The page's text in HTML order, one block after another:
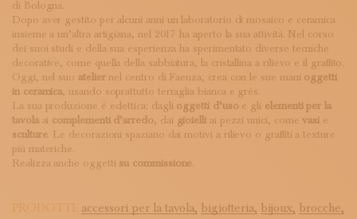
di Bologna.
Dopo aver gestito per alcuni anni un laboratorio di mosaico e ceramica
insieme a un’altra artigiana, nel 2017 ha aperto la sua attività. Nel corso
dei suoi studi e della sua esperienza ha sperimentato diverse tecniche
decorative, come quella della sabbiatura, la cristallina a rilievo e il graffito.
Oggi, nel suo ateliernel centro di Faenza, crea con le sue mani oggetti
in ceramica, usando soprattutto terraglia bianca e grès.
La sua produzione è eclettica: dagli oggetti d’uso e gli elementi per la
tavolaai complementi d’arredo, dai gioielliai pezzi unici, come vasi e
sculture. Le decorazioni spaziano dai motivi a rilievo o graffiti a texture
più materiche.
Realizza anche oggetti su commissione.
PRODOTTI: accessori per la tavola, bigiotteria, bijoux, brocche,